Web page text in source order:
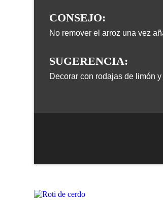
CONSEJO:
No remover el arroz una vez
SUGERENCIA:
Decorar con rodajas de limón